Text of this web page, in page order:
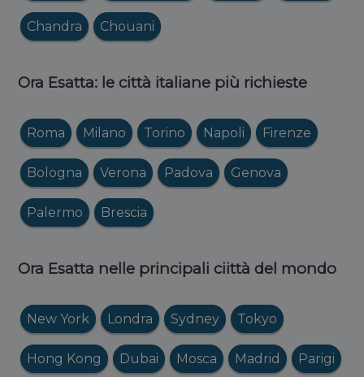
Chandra Chouani
Ora Esatta: le città italiane più richieste
Roma Milano Torino Napoli Firenze
Bologna Verona Padova Genova
Palermo Brescia
Ora Esatta nelle principali ciittà del mondo
New York Londra Sydney Tokyo
Hong Kong Dubai Mosca Madrid Parigi